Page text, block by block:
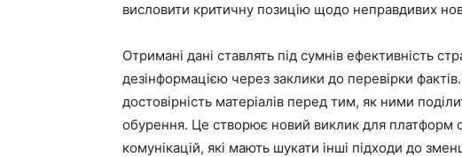
висловити критичну позицію щодо неправдивих
Отримані дані ставлять під сумнів ефективність
дезінформацією через заклики до перевірки
достовірність матеріалів перед тим, як ними
обурення. Це створює новий виклик для платформ
комунікацій, які мають шукати інші підходи до